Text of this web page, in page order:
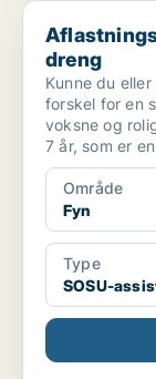
dreng
Kunne du
forskel for en
voksne og
7 år, som er
Område
Fyn
Type
SOSU-